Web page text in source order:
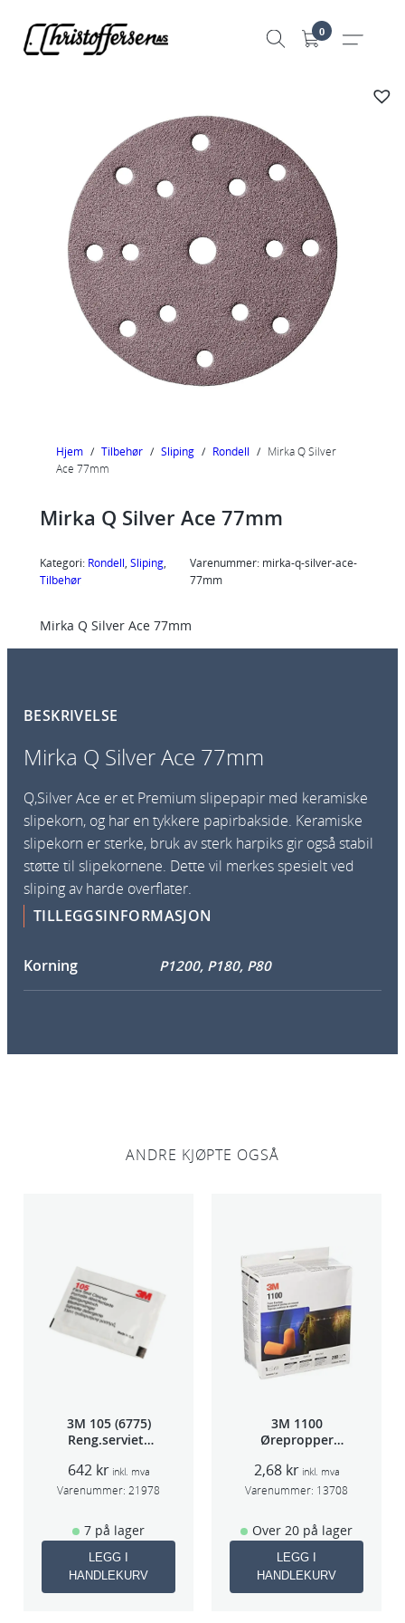
0
Hjem / Tilbehør / Sliping / Rondell / Mirka Q Silver
Ace 77mm
Mirka Q Silver Ace 77mm
Kategori: Rondell, Sliping
Tilbehør
Varenummer: mirka-q-silver-ace-
77mm
Mirka Q Silver Ace 77mm
BESKRIVELSE
Mirka Q Silver Ace 77mm
Q,Silver Ace er et Premium slipepapir med keramiske
slipekorn, og har en tykkere papirbakside. Keramiske
slipekorn er sterke, bruk av sterk harpiks gir også stabil
støtte til slipekornene. Dette vil merkes spesielt ved
sliping av harde overflater.
TILLEGGSINFORMASJON
Korning P1200, P180, P80
ANDRE KJØPTE OGSÅ
3M 105 (6775)
Reng.serviett
642 kr inkl. mva
Varenummer: 21978
7 på lager
LEGG I
HANDLEKURV
3M 1100
Ørepropper
2,68 kr inkl. mva
Varenummer: 13708
Over 20 på lager
LEGG I
HANDLEKURV